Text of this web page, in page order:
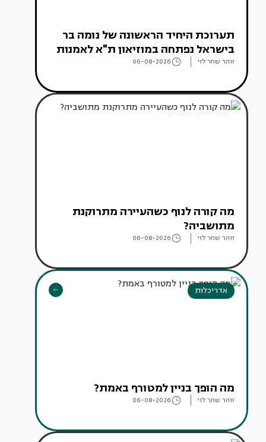
תערוכת היחיד הראשונה של נומה בר
בישראל נפתחה במוזיאון ת"א לאמנות
זוהר שחר לוי 06-08-2026
אדריכלות מהעולם
מה קורה לנוף כשהעיירה מתרוקנת
מתושביה?
זוהר שחר לוי 06-08-2026
אדריכלות
מה הופך בניין למטורף באמת?
זוהר שחר לוי 06-08-2026